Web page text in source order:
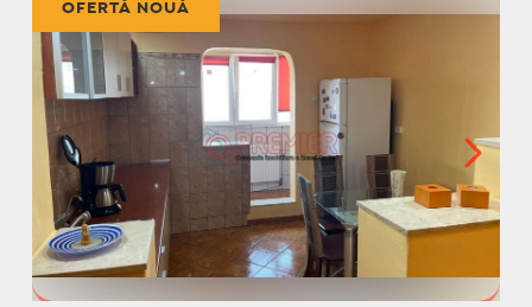
OFERTĂ NOUĂ